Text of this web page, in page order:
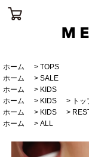
ホーム > TOPS
ホーム
> SALE
ホーム
> KIDS
ホーム
> KIDS > トッ
ホーム
> KIDS >
ホーム
> ALL